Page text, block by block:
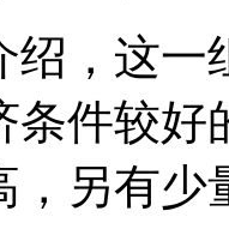
绍，这一
条件较好
，另有少